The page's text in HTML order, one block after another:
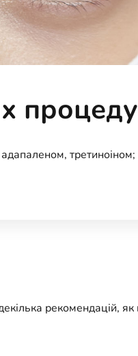
третиноіном;
рекомендацій, як